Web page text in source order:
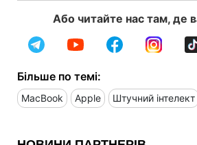
Або читайте нас там, де
Більше по темі:
MacBook Apple Штучний інтелект